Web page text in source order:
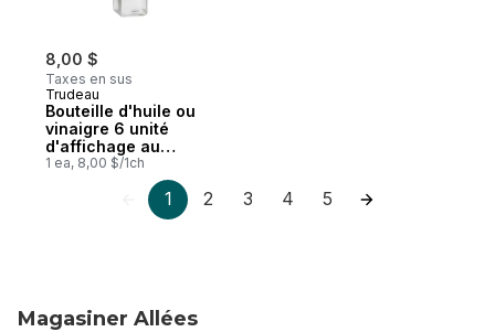
8,00 $
Taxes en sus
Trudeau
Bouteille d'huile ou
vinaigre 6 unité
d'affichage au
comptoir
1 ea, 8,00 $/1ch
1 2 3 4 5
Magasiner Allées